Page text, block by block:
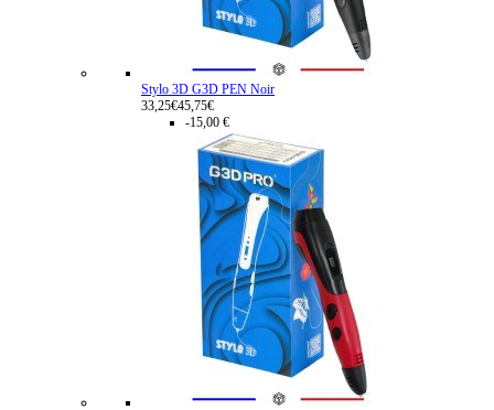
Stylo 3D G3D PEN Noir
33,25€45,75€
-15,00 €